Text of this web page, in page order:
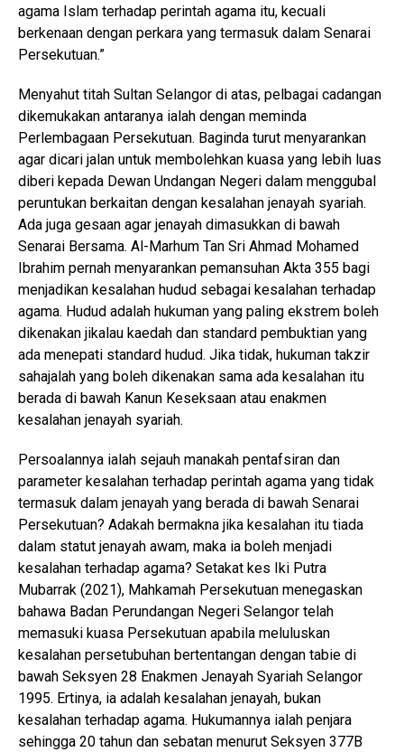
agama Islam terhadap perintah agama itu, kecuali
berkenaan dengan perkara yang termasuk dalam Senarai
Persekutuan.”
Menyahut titah Sultan Selangor di atas, pelbagai cadangan
dikemukakan antaranya ialah dengan meminda
Perlembagaan Persekutuan. Baginda turut menyarankan
agar dicari jalan untuk membolehkan kuasa yang lebih luas
diberi kepada Dewan Undangan Negeri dalam menggubal
peruntukan berkaitan dengan kesalahan jenayah syariah.
Ada juga gesaan agar jenayah dimasukkan di bawah
Senarai Bersama. Al-Marhum Tan Sri Ahmad Mohamed
Ibrahim pernah menyarankan pemansuhan Akta 355 bagi
menjadikan kesalahan hudud sebagai kesalahan terhadap
agama. Hudud adalah hukuman yang paling ekstrem boleh
dikenakan jikalau kaedah dan standard pembuktian yang
ada menepati standard hudud. Jika tidak, hukuman takzir
sahajalah yang boleh dikenakan sama ada kesalahan itu
berada di bawah Kanun Keseksaan atau enakmen
kesalahan jenayah syariah.
Persoalannya ialah sejauh manakah pentafsiran dan
parameter kesalahan terhadap perintah agama yang tidak
termasuk dalam jenayah yang berada di bawah Senarai
Persekutuan? Adakah bermakna jika kesalahan itu tiada
dalam statut jenayah awam, maka ia boleh menjadi
kesalahan terhadap agama? Setakat kes Iki Putra
Mubarrak (2021), Mahkamah Persekutuan menegaskan
bahawa Badan Perundangan Negeri Selangor telah
memasuki kuasa Persekutuan apabila meluluskan
kesalahan persetubuhan bertentangan dengan tabie di
bawah Seksyen 28 Enakmen Jenayah Syariah Selangor
1995. Ertinya, ia adalah kesalahan jenayah, bukan
kesalahan terhadap agama. Hukumannya ialah penjara
sehingga 20 tahun dan sebatan menurut Seksyen 377B